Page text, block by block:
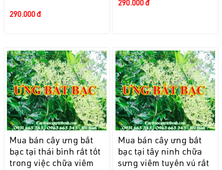
290.000 đ
290.000 đ
Mua bán cây ưng bất
bạc tại thái bình rất tốt
trong việc chữa viêm
Mua bán cây ưng bất
bạc tại tây ninh chữa
sưng viêm tuyến vú rất